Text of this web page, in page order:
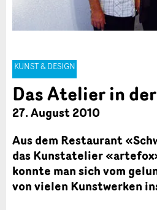
KUNST & DESIGN
Das Atelier in
27. August 2010
Aus dem Restaurant
das Kunstatelier
konnte man sich vom
von vielen Kunstwerken